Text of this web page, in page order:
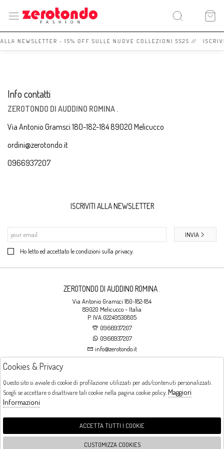
NEWSLETTER - 15% OFF SULLE NUOVE COLLEZIONI SS25 //
Info contatti
ZEROTONDO DI AUDDINO ROMINA .
Via Antonio Gramsci 180-182-184 89020 Melicucco
ordini@zerotondo.it
0966937207
ISCRIVITI ALLA NEWSLETTER
Ho letto ed accettato le condizioni sulla privacy.
INVIA
ZEROTONDO DI AUDDINO ROMINA .
Via Antonio Gramsci 180-182-184
89020 Melicucco - Italia
P. IVA:02249530805
0966937207
0966937207
info@zerotondo.it
Orari di apertura
LUNEDI: CHIUSO LA MATTINA - DALLE 16:00 ALLE 20:00 DAL MARTEDI AL
Cookies & Privacy
Questo sito si avvale di cookie di profilazione utilizzati per ads/contenuti personalizzati.
Scegli se accettare o disattivare tali cookie nella pagina cookie policy. Maggiori
Informazioni
ACCETTA TUTTI I COOKIE
CUSTOMIZZA COOKIES